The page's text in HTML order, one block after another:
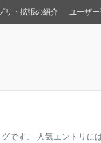
リ・拡張の紹介 ユーザ
です。 人気エントリに